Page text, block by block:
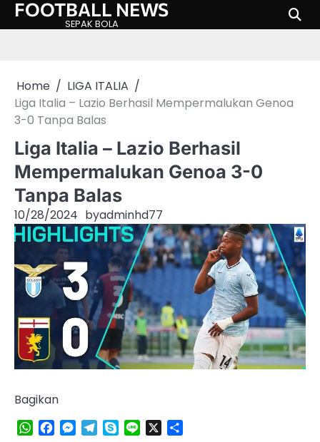
SkipFOOTBALL NEWS
SEPAK BOLA
Home
LIGA ITALIA
Liga Italia – Lazio Berhasil Mempermalukan Genoa
3-0 Tanpa Balas
Liga Italia – Lazio Berhasil
Mempermalukan Genoa 3-0
Tanpa Balas
10/28/2024 byadminhd77
Bagikan
WhatsApp
Facebook
Messenger
Telegram
SkypeLine